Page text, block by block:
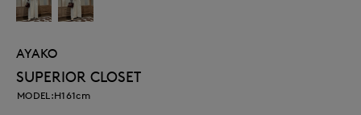
AYAKO
SUPERIOR CLOSET
MODEL:H161cm